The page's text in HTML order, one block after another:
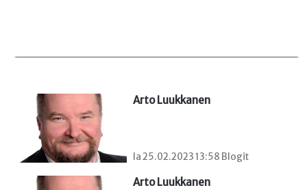
Arto Luukkanen
la 25.02.2023 13:58 Blogit
Arto Luukkanen